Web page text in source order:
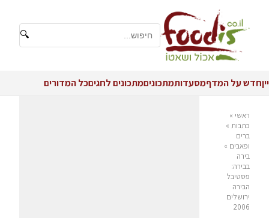
🔍
ייןחדש על המדףמסעדותמתכוניםמתכונים לחגיםכל המדורים
ראשי »
כתבות »
ברים
ופאבים »
בירה
בבירה:
פסטיבל
הבירה
ירושלים
2006